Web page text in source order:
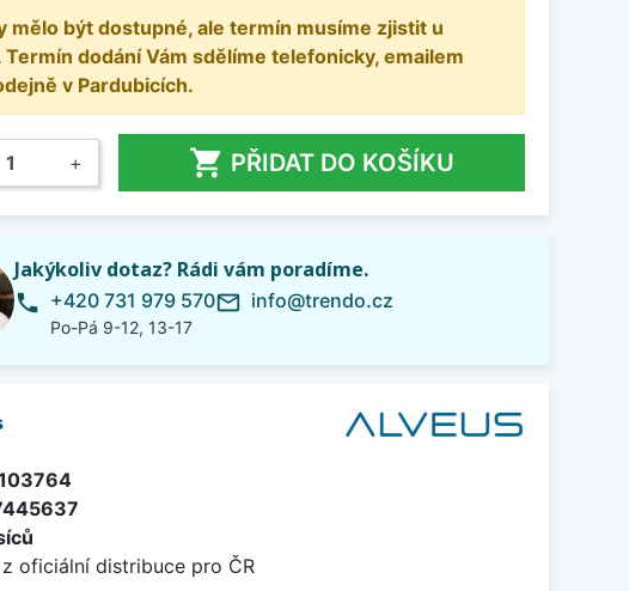
mělo být dostupné, ale termín musíme zjistit u
Termín dodání Vám sdělíme telefonicky, emailem
v Pardubicích.
+  PŘIDAT DO KOŠÍKU
Jakýkoliv dotaz? Rádi vám poradíme.
phone +420 731 979 570
Po-Pá 9-12, 13-17
mail_outline info@trendo.cz
oficiální distribuce pro ČR